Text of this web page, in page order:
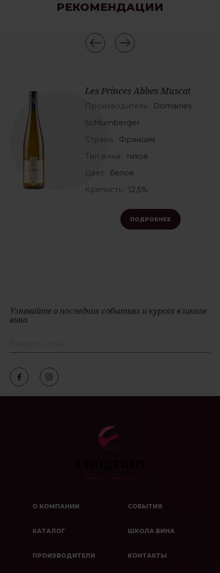
РЕКОМЕНДАЦИИ
Les Princes Abbеs Muscat
Производитель:
Domaines
Schlumberger
Страна: Франция
Тип вина: тихое
Цвет: белое
Крепость: 12,5%
ПОДРОБНЕЕ
Узнавайте о последних событиях и курсах в школе
вина
О КОМПАНИИ
КАТАЛОГ
ПРОИЗВОДИТЕЛИ
СОБЫТИЯ
ШКОЛА ВИНА
КОНТАКТЫ